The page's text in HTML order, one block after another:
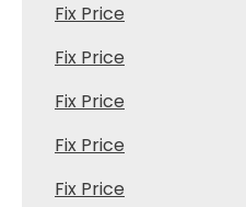
Fix Price
Fix Price
Fix Price
Fix Price
Fix Price